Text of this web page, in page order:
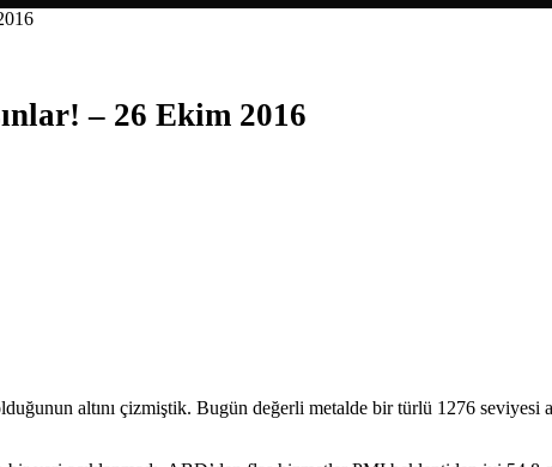
– 26 Ekim 2016
altını çizmiştik. Bugün değerli metalde bir türlü 1276 seviyesi